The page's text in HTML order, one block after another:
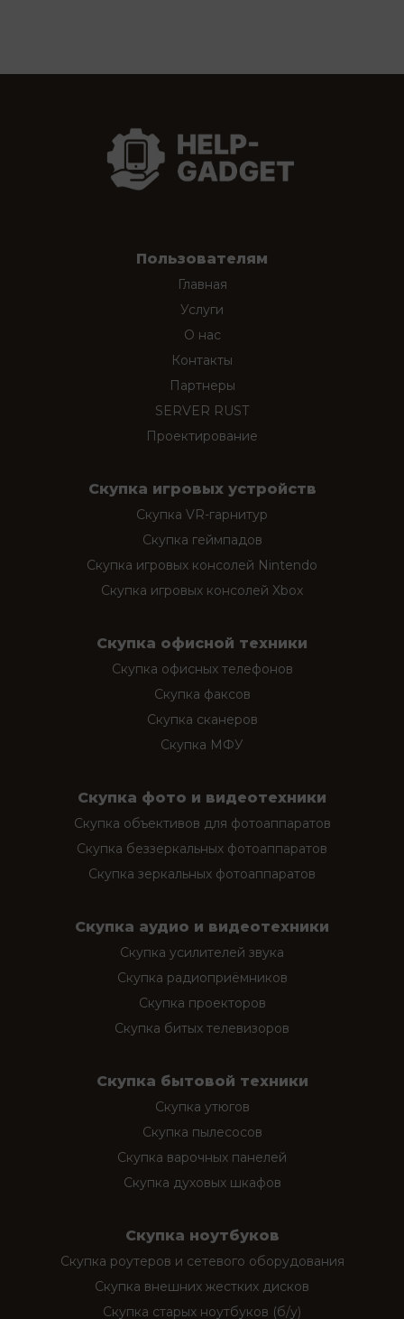
Пользователям
Главная
Услуги
О нас
Контакты
Партнеры
SERVER RUST
Проектирование
Скупка игровых устройств
Скупка VR-гарнитур
Скупка геймпадов
Скупка игровых консолей Nintendo
Скупка игровых консолей Xbox
Скупка офисной техники
Скупка офисных телефонов
Скупка факсов
Скупка сканеров
Скупка МФУ
Скупка фото и видеотехники
Скупка объективов для фотоаппаратов
Скупка беззеркальных фотоаппаратов
Скупка зеркальных фотоаппаратов
Скупка аудио и видеотехники
Скупка усилителей звука
Скупка радиоприёмников
Скупка проекторов
Скупка битых телевизоров
Скупка бытовой техники
Скупка утюгов
Скупка пылесосов
Скупка варочных панелей
Скупка духовых шкафов
Скупка ноутбуков
Скупка роутеров и сетевого оборудования
Скупка внешних жестких дисков
Скупка старых ноутбуков (б/у)